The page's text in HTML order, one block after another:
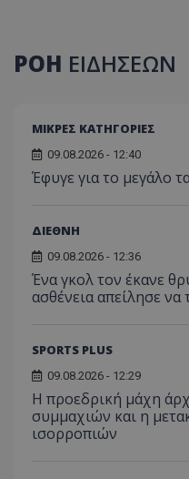
ΡΟΗ ΕΙΔΗΣΕΩΝ
ΜΙΚΡΕΣ ΚΑΤΗΓΟΡΙΕΣ
09.08.2026 - 12:40
Έφυγε για το μεγάλο
ΔΙΕΘΝΗ
09.08.2026 - 12:36
Ένα γκολ τον έκανε
ασθένεια απείλησε να
SPORTS PLUS
09.08.2026 - 12:29
Η προεδρική μάχη
συμμαχιών και η
ισορροπιών